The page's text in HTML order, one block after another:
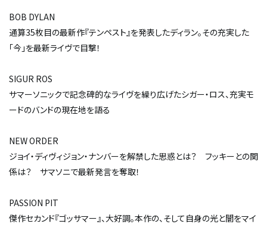
BOB DYLAN
通算35枚目の最新作『テンペスト』を発表したディラン。その充実した
「今」を最新ライヴで目撃！
SIGUR ROS
サマーソニックで記念碑的なライヴを繰り広げたシガー・ロス、充実モ
ードのバンドの現在地を語る
NEW ORDER
ジョイ・ディヴィジョン・ナンバーを解禁した思惑とは？ フッキーとの関
係は？ サマソニで最新発言を奪取！
PASSION PIT
傑作セカンド『ゴッサマー』、大好調。本作の、そして自身の光と闇をマイ